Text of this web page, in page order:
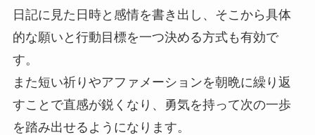
日記に見た日時と感情を書き出し、そこから具体
的な願いと行動目標を一つ決める方式も有効で
す。
また短い祈りやアファメーションを朝晩に繰り返
すことで直感が鋭くなり、勇気を持って次の一歩
を踏み出せるようになります。